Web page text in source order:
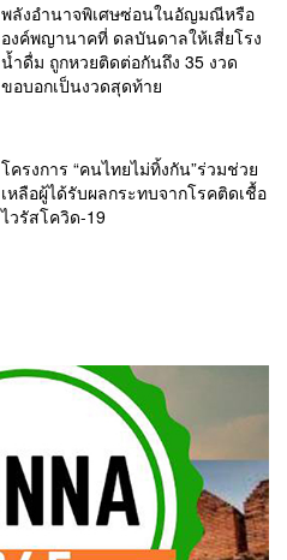
พลังอำนาจพิเศษซ่อนในอัญมณีหรือ
องค์พญานาคที่ ดลบันดาลให้เสี่ยโรง
น้ำดื่ม ถูกหวยติดต่อกันถึง 35 งวด
ขอบอกเป็นงวดสุดท้าย
โครงการ “คนไทยไม่ทิ้งกัน”ร่วมช่วย
เหลือผู้ได้รับผลกระทบจากโรคติดเชื้อ
ไวรัสโควิด-19